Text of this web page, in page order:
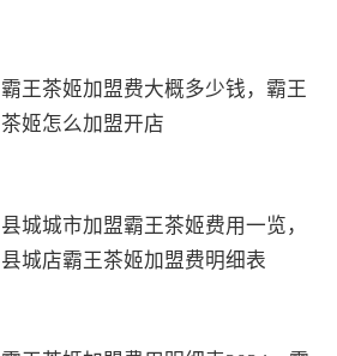
霸王茶姬加盟费大概多少钱，霸王
茶姬怎么加盟开店
县城城市加盟霸王茶姬费用一览，
县城店霸王茶姬加盟费明细表